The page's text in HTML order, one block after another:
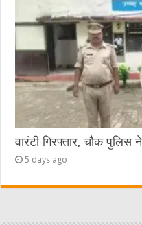
वारंटी गिरफ्तार, चौक पुलिस
5 days ago